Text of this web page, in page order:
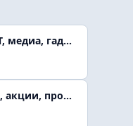
Палач Говорит | IT, медиа, гaджеты, скидки
«Палач» | Скидки, акции, промокоды